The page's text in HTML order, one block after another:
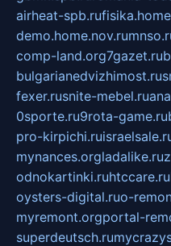
airheat-spb.ru
demo.home.nov.ru
comp-land.org7gazet.ru
bulgarianedvizhimost.ru
fexer.rusnite-mebel.ru
0sporte.ru9rota-game.ru
pro-kirpichi.ru
mynances.orgladalike.ru
odnokartinki.ruhtccare.ru
oysters-digital.ruo-
myremont.orgportal-
superdeutsch.ru